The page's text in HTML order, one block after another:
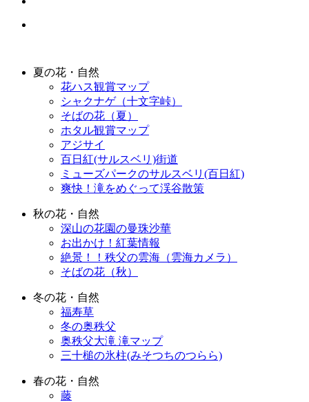
夏の花・自然
花ハス観賞マップ
シャクナゲ（十文字峠）
そばの花（夏）
ホタル観賞マップ
アジサイ
百日紅(サルスベリ)街道
ミューズパークのサルスベリ(百日紅)
爽快！滝をめぐって渓谷散策
秋の花・自然
深山の花園の曼珠沙華
お出かけ！紅葉情報
絶景！！秩父の雲海（雲海カメラ）
そばの花（秋）
冬の花・自然
福寿草
冬の奥秩父
奥秩父大滝 滝マップ
三十槌の氷柱(みそつちのつらら)
春の花・自然
藤